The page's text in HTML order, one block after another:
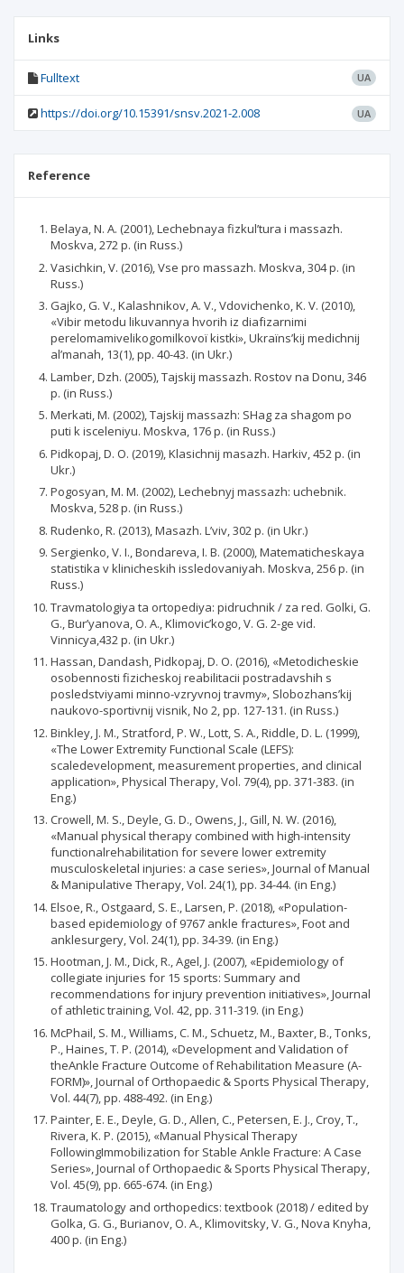
Links
Fulltext UA
https://doi.org/10.15391/snsv.2021-2.008 UA
Reference
Belaya, N. A. (2001), Lechebnaya fizkul’tura i massazh.
Moskva, 272 p. (in Russ.)
Vasichkin, V. (2016), Vse pro massazh. Moskva, 304 p. (in
Russ.)
Gajko, G. V., Kalashnіkov, A. V., Vdovіchenko, K. V. (2010),
«Vibіr metodu lіkuvannya hvorih іz dіafіzarnimi
perelomamivelikogomіlkovoї kіstki», Ukraїns’kij medichnij
al’manah, 13(1), pp. 40-43. (in Ukr.)
Lamber, Dzh. (2005), Tajskij massazh. Rostov na Donu, 346
p. (in Russ.)
Merkati, M. (2002), Tajskij massazh: SHag za shagom po
puti k isceleniyu. Moskva, 176 p. (in Russ.)
Pіdkopaj, D. O. (2019), Klasichnij masazh. Harkіv, 452 p. (in
Ukr.)
Pogosyan, M. M. (2002), Lechebnyj massazh: uchebnik.
Moskva, 528 p. (in Russ.)
Rudenko, R. (2013), Masazh. L’vіv, 302 p. (in Ukr.)
Sergienko, V. I., Bondareva, I. B. (2000), Matematicheskaya
statistika v klinicheskih issledovaniyah. Moskva, 256 p. (in
Russ.)
Travmatologіya ta ortopedіya: pіdruchnik / za red. Golki, G.
G., Bur’yanova, O. A., Klimovic’kogo, V. G. 2-ge vid.
Vіnnicya,432 p. (in Ukr.)
Hassan, Dandash, Pіdkopaj, D. O. (2016), «Metodicheskie
osobennosti fizicheskoj reabilitacii postradavshih s
posledstviyami minno-vzryvnoj travmy», Slobozhans’kij
naukovo-sportivnij vіsnik, No 2, pp. 127-131. (in Russ.)
Binkley, J. M., Stratford, P. W., Lott, S. A., Riddle, D. L. (1999),
«The Lower Extremity Functional Scale (LEFS):
scaledevelopment, measurement properties, and clinical
application», Physical Therapy, Vol. 79(4), pp. 371-383. (in
Eng.)
Crowell, M. S., Deyle, G. D., Owens, J., Gill, N. W. (2016),
«Manual physical therapy combined with high-intensity
functionalrehabilitation for severe lower extremity
musculoskeletal injuries: a case series», Journal of Manual
& Manipulative Therapy, Vol. 24(1), рр. 34-44. (in Eng.)
Elsoe, R., Ostgaard, S. E., Larsen, P. (2018), «Population-
based epidemiology of 9767 ankle fractures», Foot and
anklesurgery, Vol. 24(1), рр. 34-39. (in Eng.)
Hootman, J. M., Dick, R., Agel, J. (2007), «Epidemiology of
collegiate injuries for 15 sports: Summary and
recommendations for injury prevention initiatives», Journal
of athletic training, Vol. 42, рр. 311-319. (in Eng.)
McPhail, S. M., Williams, C. M., Schuetz, М., Baxter, В., Tonks,
Р., Haines, T. P. (2014), «Development and Validation of
theAnkle Fracture Outcome of Rehabilitation Measure (A-
FORM)», Journal of Orthopaedic & Sports Physical Therapy,
Vol. 44(7), рр. 488-492. (in Eng.)
Painter, E. E., Deyle, G. D., Allen, C., Petersen, E. J., Croy, T.,
Rivera, K. P. (2015), «Manual Physical Therapy
FollowingImmobilization for Stable Ankle Fracture: A Case
Series», Journal of Orthopaedic & Sports Physical Therapy,
Vol. 45(9), рр. 665-674. (in Eng.)
Traumatology and orthopedics: textbook (2018) / еdited by
Golka, G. G., Burianov, O. A., Klimovitsky, V. G., Nova Knyha,
400 р. (in Eng.)